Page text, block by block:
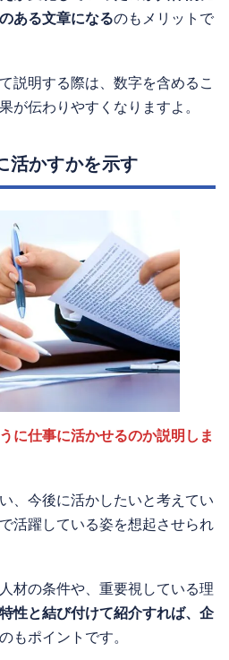
ある文章になるのもメリットで
説明する際は、数字を含めるこ
が伝わりやすくなりますよ。
活かすかを示す
に仕事に活かせるのか説明しま
、今後に活かしたいと考えてい
活躍している姿を想起させられ
材の条件や、重要視している理
性と結び付けて紹介すれば、企
のもポイントです。